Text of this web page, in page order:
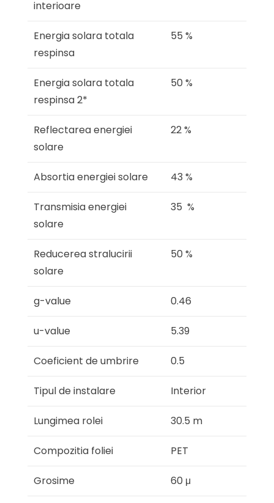
interioare
Energia solara totala
respinsa
55 %
Energia solara totala
respinsa 2*
50 %
Reflectarea energiei
solare
22 %
Absortia energiei solare 43 %
Transmisia energiei
solare
35 %
Reducerea stralucirii
solare
50 %
g-value 0.46
u-value 5.39
Coeficient de umbrire 0.5
Tipul de instalare Interior
Lungimea rolei 30.5 m
Compozitia foliei PET
Grosime 60 μ